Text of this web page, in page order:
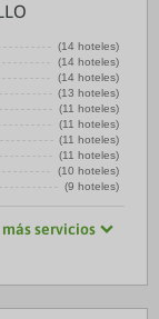
(14 hoteles)
(14 hoteles)
(14 hoteles)
(13 hoteles)
(11 hoteles)
(11 hoteles)
(11 hoteles)
(11 hoteles)
(10 hoteles)
(9 hoteles)
más servicios